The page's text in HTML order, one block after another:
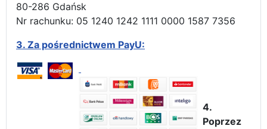
80-286 Gdańsk
Nr rachunku: 05 1240 1242 1111 0000 1587 7356
3. Za pośrednictwem PayU:
4.
Poprzez